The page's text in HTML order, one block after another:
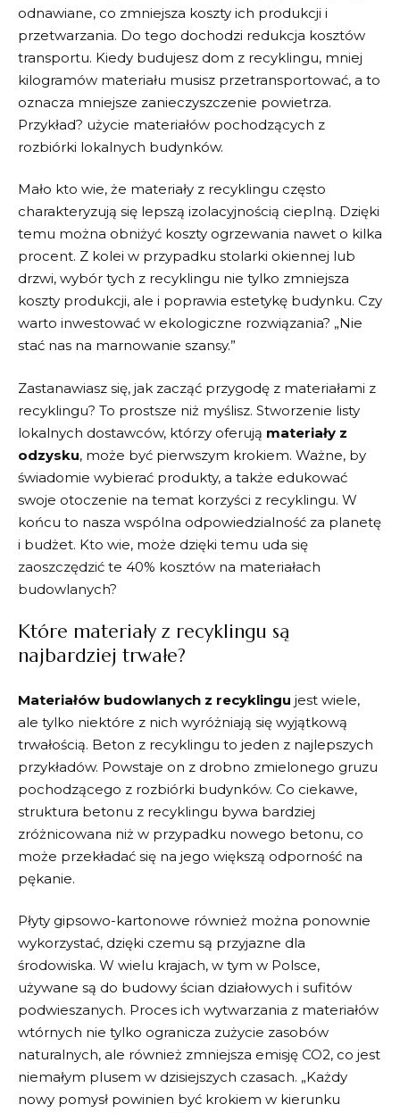
odnawiane, ‍co zmniejsza koszty ich produkcji i
przetwarzania. Do tego dochodzi redukcja kosztów
transportu. ⁢Kiedy ‍budujesz dom z recyklingu, mniej
kilogramów materiału ⁢musisz przetransportować, a⁣ to
oznacza mniejsze​ zanieczyszczenie⁤ powietrza.
Przykład? użycie materiałów pochodzących z
rozbiórki lokalnych budynków.
Mało kto wie, że materiały z recyklingu⁤ często
charakteryzują się lepszą izolacyjnością cieplną. Dzięki
​temu⁣ można obniżyć koszty ogrzewania nawet o kilka
procent. Z kolei w‌ przypadku stolarki ​okiennej⁢ lub
drzwi, wybór ⁤tych ‍z ⁤recyklingu nie⁤ tylko zmniejsza
koszty ⁣produkcji, ale⁤ i poprawia estetykę budynku.⁢ Czy
warto inwestować ‍w ekologiczne rozwiązania? „Nie
‌stać nas na ⁤marnowanie​ szansy.”
Zastanawiasz się, ‍jak zacząć przygodę z‌ materiałami⁤ z
recyklingu? To⁢ prostsze niż⁢ myślisz.⁢ Stworzenie listy
lokalnych dostawców, którzy ‍oferują materiały z
odzysku, może być pierwszym ⁣krokiem. ‍Ważne, ⁢by
świadomie wybierać⁢ produkty, ​a także edukować
swoje otoczenie na temat⁢ korzyści z recyklingu. W
końcu to nasza wspólna​ odpowiedzialność za planetę
i budżet. Kto wie, może dzięki‍ temu uda ⁣się
zaoszczędzić⁣ te 40% ‍kosztów na ​materiałach
budowlanych?
Które materiały ‌z‌ recyklingu ⁣są
najbardziej ‌trwałe?
Materiałów budowlanych z recyklingu jest ​wiele,
ale tylko niektóre z nich wyróżniają się wyjątkową
trwałością. ⁢Beton z ⁣recyklingu ‍to​ jeden z najlepszych⁤
przykładów. Powstaje on ‍z drobno zmielonego ⁤gruzu‌
pochodzącego z rozbiórki budynków.​ Co ‌ciekawe,
struktura ​betonu z recyklingu bywa bardziej
zróżnicowana niż w przypadku ⁤nowego betonu, ⁤co⁢
może przekładać się na jego większą⁢ odporność ​na
pękanie.
Płyty gipsowo-kartonowe również można ponownie
‍wykorzystać, dzięki⁣ czemu są‌ przyjazne dla
środowiska. W wielu ⁣krajach, w tym w Polsce,‍
używane są do⁢ budowy ścian działowych i sufitów
podwieszanych. ‍Proces ich wytwarzania z‍ materiałów
⁢wtórnych nie tylko ogranicza⁢ zużycie zasobów
naturalnych, ale również‌ zmniejsza emisję CO2, co jest
niemałym⁣ plusem w ‌dzisiejszych⁤ czasach. „Każdy‍
nowy ‌pomysł ⁢powinien być krokiem w⁣ kierunku